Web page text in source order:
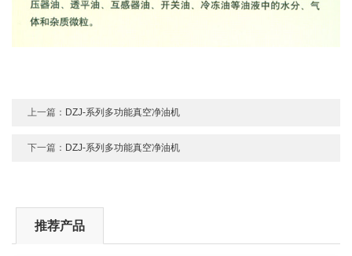
上一篇： DZJ-系列多功能真空净油机
下一篇： DZJ-系列多功能真空净油机
推荐产品